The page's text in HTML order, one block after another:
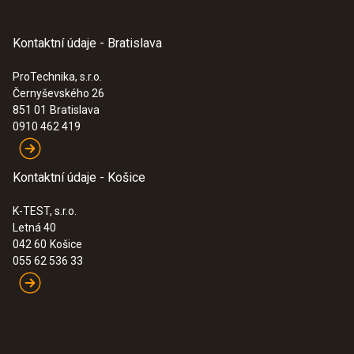
Kontaktní údaje - Bratislava
ProTechnika, s.r.o.
Černyševského 26
851 01 Bratislava
0910 462 419
Kontaktní údaje - Košice
K-TEST, s.r.o.
Letná 40
042 60 Košice
055 62 536 33